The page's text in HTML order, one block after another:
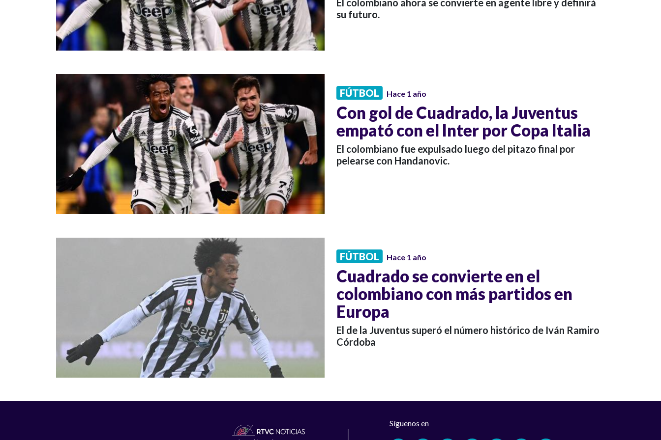
El colombiano ahora se convierte en agente libre y definirá
su futuro.
FÚTBOL Hace 1 año
Con gol de Cuadrado, la Juventus
empató con el Inter por Copa Italia
El colombiano fue expulsado luego del pitazo final por
pelearse con Handanovic.
FÚTBOL Hace 1 año
Cuadrado se convierte en el
colombiano con más partidos en
Europa
El de la Juventus superó el número histórico de Iván Ramiro
Córdoba
Síguenos en